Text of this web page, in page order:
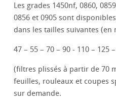
Les grades 1450nf, 0860,
0856 et 0905 sont
dans les tailles suivantes (en
47 – 55 – 70 – 90 - 110 – 125
(filtres plissés à partir de 70
feuilles, rouleaux et coupes
sur demande.